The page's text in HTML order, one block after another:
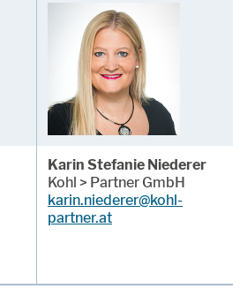
Karin Stefanie Niederer
Kohl > Partner GmbH
karin.niederer@kohl-
partner.at